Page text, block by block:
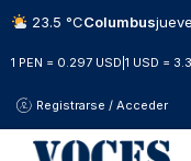
23.5 °CColumbus
1 PEN = 0.297 USD 1 USD =
Registrarse / Acceder